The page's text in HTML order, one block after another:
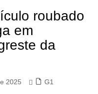
roubado
em
da
2025 G1